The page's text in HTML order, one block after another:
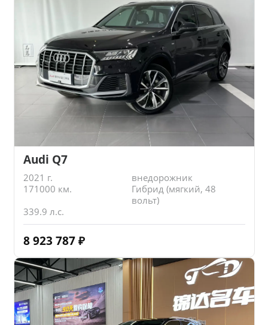
Audi Q7
2021 г.
внедорожник
171000 км.
Гибрид (мягкий, 48
вольт)
339.9 л.с.
8 923 787 ₽